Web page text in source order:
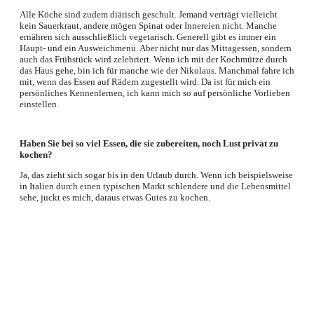
Alle Köche sind zudem diätisch geschult. Jemand verträgt vielleicht
kein Sauerkraut, andere mögen Spinat oder Innereien nicht. Manche
ernähren sich ausschließlich vegetarisch. Generell gibt es immer ein
Haupt- und ein Ausweichmenü. Aber nicht nur das Mittagessen, sondern
auch das Frühstück wird zelebriert. Wenn ich mit der Kochmütze durch
das Haus gehe, bin ich für manche wie der Nikolaus. Manchmal fahre ich
mit, wenn das Essen auf Rädern zugestellt wird. Da ist für mich ein
persönliches Kennenlernen, ich kann mich so auf persönliche Vorlieben
einstellen.
Haben Sie bei so viel Essen, die sie zubereiten, noch Lust privat zu
kochen?
Ja, das zieht sich sogar bis in den Urlaub durch. Wenn ich beispielsweise
in Italien durch einen typischen Markt schlendere und die Lebensmittel
sehe, juckt es mich, daraus etwas Gutes zu kochen.